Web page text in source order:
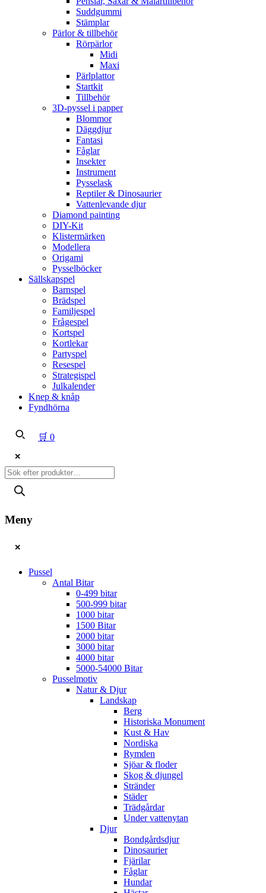
Suddgummi
Stämplar
Pärlor & tillbehör
Rörpärlor
Midi
Maxi
Pärlplattor
Startkit
Tillbehör
3D-pyssel i papper
Blommor
Däggdjur
Fantasi
Fåglar
Insekter
Instrument
Pysselask
Reptiler & Dinosaurier
Vattenlevande djur
Diamond painting
DIY-Kit
Klistermärken
Modellera
Origami
Pysselböcker
Sällskapspel
Barnspel
Brädspel
Familjespel
Frågespel
Kortspel
Kortlekar
Partyspel
Resespel
Strategispel
Julkalender
Knep & knåp
Fyndhörna
🛒 0
✕
Produktsökning
Meny
✕
Pussel
Antal Bitar
0-499 bitar
500-999 bitar
1000 bitar
1500 Bitar
2000 bitar
3000 bitar
4000 bitar
5000-54000 Bitar
Pusselmotiv
Natur & Djur
Landskap
Berg
Historiska Monument
Kust & Hav
Nordiska
Rymden
Sjöar & floder
Skog & djungel
Stränder
Städer
Trädgårdar
Under vattenytan
Djur
Bondgårdsdjur
Dinosaurier
Fjärilar
Fåglar
Hundar